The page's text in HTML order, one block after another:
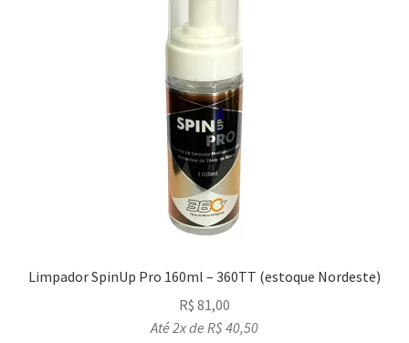
Limpador SpinUp Pro 160ml – 360TT (estoque Nordeste)
R$ 81,00
Até 2x de R$40,50